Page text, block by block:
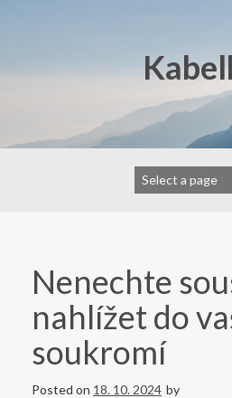
Nenechte
nahlížet do
soukromí
Posted on 18. 10. 2024 by